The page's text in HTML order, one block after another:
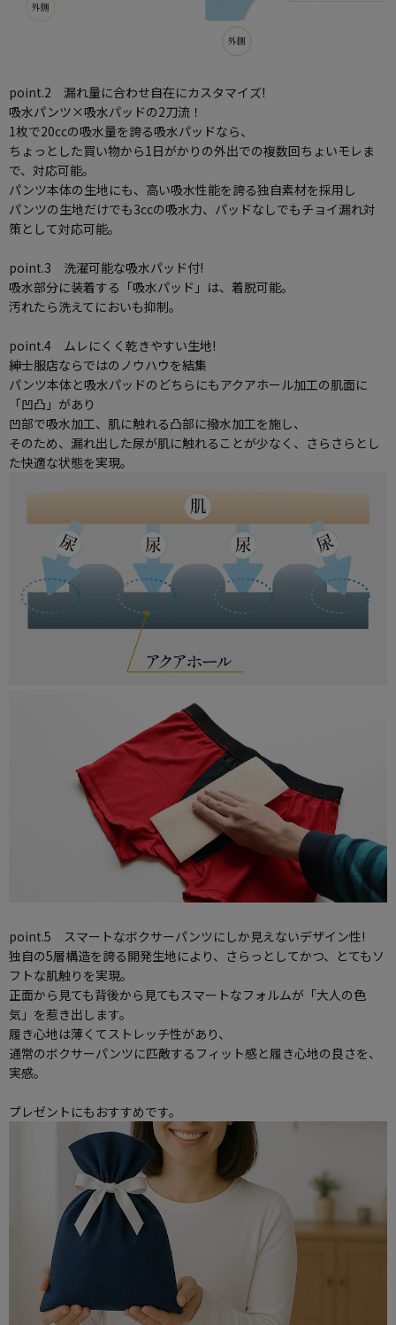
point.2 漏れ量に合わせ自在にカスタマイズ!
吸水パンツ×吸水パッドの2刀流！
1枚で20ccの吸水量を誇る吸水パッドなら、
ちょっとした買い物から1日がかりの外出での複数回ちょいモレま
で、対応可能。
パンツ本体の生地にも、高い吸水性能を誇る独自素材を採用し
パンツの生地だけでも3ccの吸水力、パッドなしでもチョイ漏れ対
策として対応可能。
point.3 洗濯可能な吸水パッド付!
吸水部分に装着する「吸水パッド」は、着脱可能。
汚れたら洗えてにおいも抑制。
point.4 ムレにくく乾きやすい生地!
紳士服店ならではのノウハウを結集
パンツ本体と吸水パッドのどちらにもアクアホール加工の肌面に
「凹凸」があり
凹部で吸水加工、肌に触れる凸部に撥水加工を施し、
そのため、漏れ出した尿が肌に触れることが少なく、さらさらとし
た快適な状態を実現。
point.5 スマートなボクサーパンツにしか見えないデザイン性!
独自の5層構造を誇る開発生地により、さらっとしてかつ、とてもソ
フトな肌触りを実現。
正面から見ても背後から見てもスマートなフォルムが「大人の色
気」を惹き出します。
履き心地は薄くてストレッチ性があり、
通常のボクサーパンツに匹敵するフィット感と履き心地の良さを、
実感。
プレゼントにもおすすめです。